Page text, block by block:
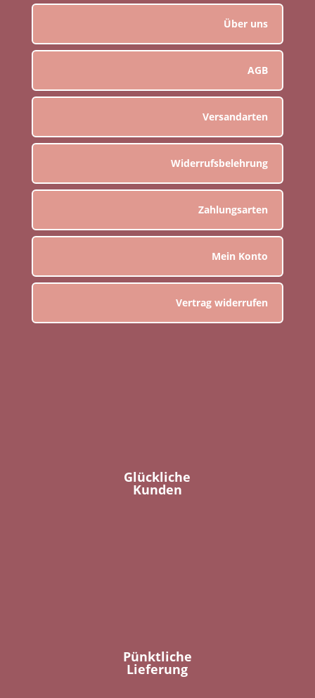
Über uns
AGB
Versandarten
Widerrufsbelehrung
Zahlungsarten
Mein Konto
Vertrag widerrufen
Glückliche
Kunden
Pünktliche
Lieferung